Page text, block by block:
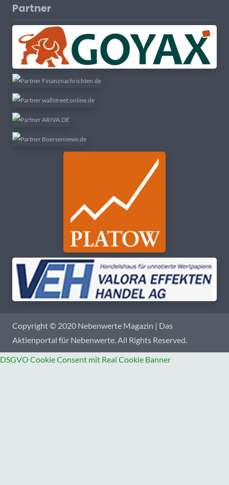
Partner
Copyright © 2020 Nebenwerte Magazin | Das
Aktienportal für Nebenwerte. All Rights Reserved.
DSGVO Cookie Consent mit Real Cookie Banner